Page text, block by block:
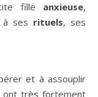
fille anxieuse,
à ses rituels, ses
et à assouplir
ont très fortement